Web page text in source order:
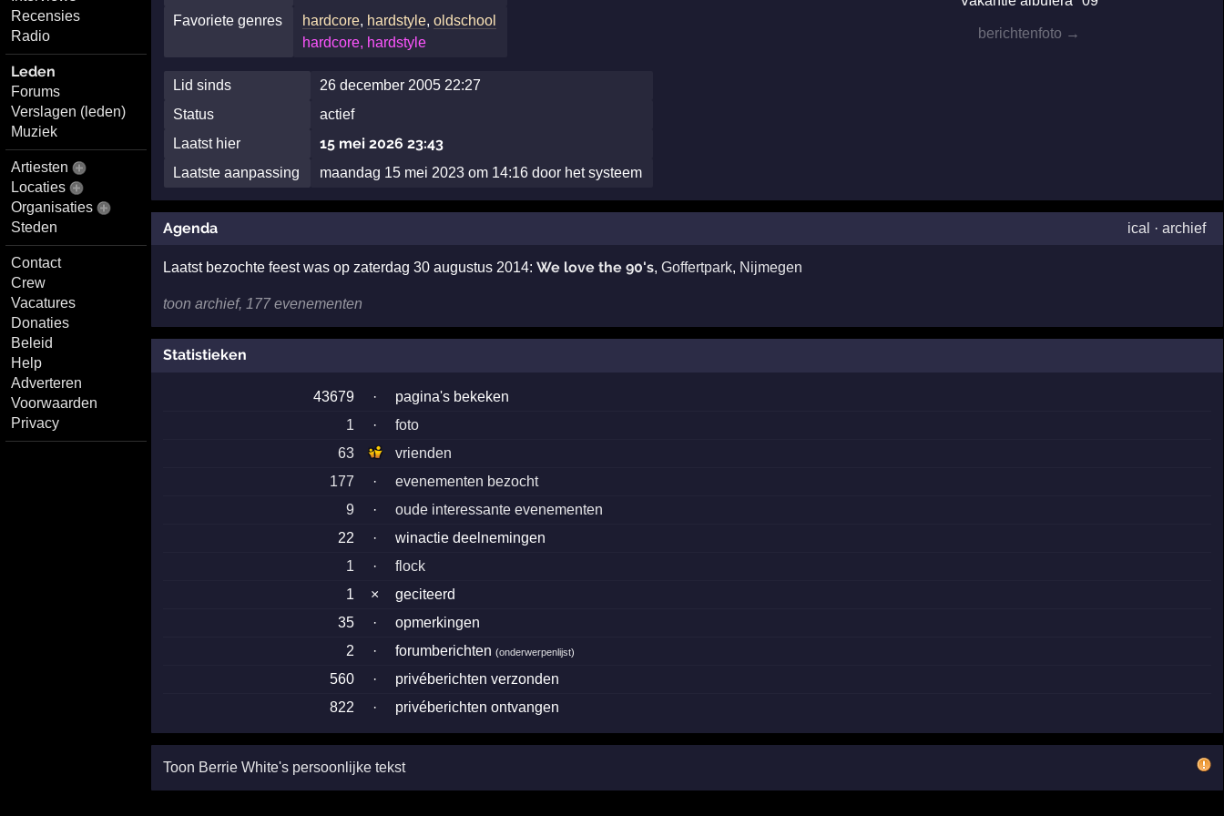
Recensies
Radio
Leden
Forums
Verslagen (leden)
Muziek
Artiesten
Locaties
Organisaties
Steden
Contact
Crew
Vacatures
Donaties
Beleid
Help
Adverteren
Voorwaarden
Privacy
berichtenfoto →
Favoriete genres
hardcore, hardstyle,oldschool
hardcore, hardstyle
Lid sinds
26 december 2005 22:27
Status
actief
Laatst hier
15 mei 2026 23:43
Laatste aanpassing maandag 15 mei 2023 om 14:16 door het systeem
Agenda ical · archief
Laatst bezochte feest was op zaterdag 30 augustus 2014: We love the 90's, Goffertpark, Nijmegen
toon archief, 177 evenementen
Statistieken
43679 ·
pagina's bekeken
1
·
foto
63
vrienden
177
·
evenementen bezocht
9
·
oude interessante evenementen
22
·
winactie deelnemingen
1
·
flock
1
×
geciteerd
35
·
opmerkingen
2
· forumberichten(onderwerpenlijst)
560 ·
privéberichten verzonden
822
· privéberichten ontvangen
Toon Berrie White's persoonlijke tekst